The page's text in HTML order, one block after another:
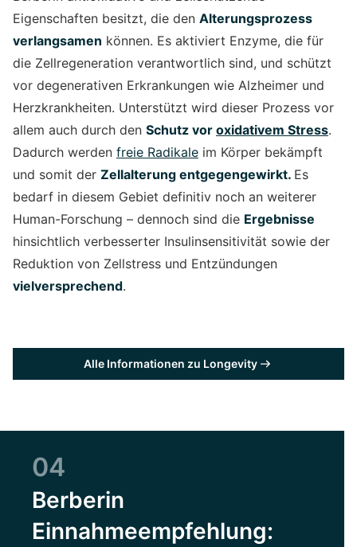
Eigenschaften besitzt, die den Alterungsprozess
verlangsamen können. Es aktiviert Enzyme, die für
die Zellregeneration verantwortlich sind, und schützt
vor degenerativen Erkrankungen wie Alzheimer und
Herzkrankheiten. Unterstützt wird dieser Prozess vor
allem auch durch den Schutz vor oxidativem Stress.
Dadurch werden freie Radikale im Körper bekämpft
und somit der Zellalterung entgegengewirkt. Es
bedarf in diesem Gebiet definitiv noch an weiterer
Human-Forschung – dennoch sind die Ergebnisse
hinsichtlich verbesserter Insulinsensitivität sowie der
Reduktion von Zellstress und Entzündungen
vielversprechend.
Alle Informationen zu Longevity
04
Berberin
Einnahmeempfehlung: